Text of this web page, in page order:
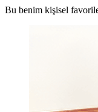
Bu benim kişisel